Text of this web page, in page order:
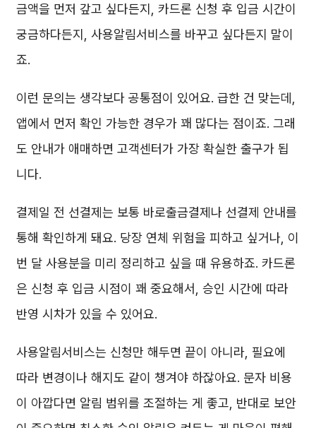
금액을 먼저 갚고 싶다든지, 카드론 신청 후 입금 시간이
궁금하다든지, 사용알림서비스를 바꾸고 싶다든지 말이
죠.
이런 문의는 생각보다 공통점이 있어요. 급한 건 맞는데,
앱에서 먼저 확인 가능한 경우가 꽤 많다는 점이죠. 그래
도 안내가 애매하면 고객센터가 가장 확실한 출구가 됩
니다.
결제일 전 선결제는 보통 바로출금결제나 선결제 안내를
통해 확인하게 돼요. 당장 연체 위험을 피하고 싶거나, 이
번 달 사용분을 미리 정리하고 싶을 때 유용하죠. 카드론
은 신청 후 입금 시점이 꽤 중요해서, 승인 시간에 따라
반영 시차가 있을 수 있어요.
사용알림서비스는 신청만 해두면 끝이 아니라, 필요에
따라 변경이나 해지도 같이 챙겨야 하잖아요. 문자 비용
이 아깝다면 알림 범위를 조절하는 게 좋고, 반대로 보안